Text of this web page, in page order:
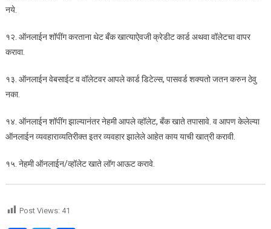
नये.
१२. ऑनलाईन शॉपींग करताना थेट बँक खात्याऐवजी क्रेडीट कार्ड अथवा वॉलेटचा वापर
करावा.
१३. ऑनलाईन वेबसाईट व वॉलेटवर आपले कार्ड डिटेल्स, पासवर्ड शक्यतो जतन करुन ठेवु
नका.
१४. ऑनलाईन शॉपींग झाल्यानंतर नेहमी आपले व्हॉलेट, बँक खाते तपासावे. व आपण केलेल्या
ऑनलाईन व्यवहाराव्यतिरीक्त इतर व्यवहार झालेले आहेत काय याची खात्री करावी.
१५. नेहमी ऑनलाईन/व्हॉलेट खाते लॉग आऊट करावे.
Post Views: 41